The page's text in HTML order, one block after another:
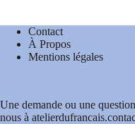
Contact
À Propos
Mentions légales
Une demande ou une
nous à